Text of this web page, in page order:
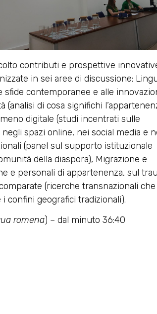
contributi e prospettive
in sei aree di discussione:
sfide contemporanee e alle
(analisi di cosa significhi
digitale (studi incentrati sulle
spazi online, nei social media e
(panel sul supporto istituzionale
della diaspora), Migrazione e
e personali di appartenenza, sul
(ricerche transnazionali che
confini geografici tradizionali).
romena) – dal minuto 36:40